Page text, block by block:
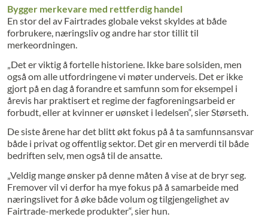
Bygger merkevare med rettferdig handel
En stor del av Fairtrades globale vekst skyldes at både
forbrukere, næringsliv og andre har stor tillit til
merkeordningen.
„Det er viktig å fortelle historiene. Ikke bare solsiden, men
også om alle utfordringene vi møter underveis. Det er ikke
gjort på en dag å forandre et samfunn som for eksempel i
årevis har praktisert et regime der fagforeningsarbeid er
forbudt, eller at kvinner er uønsket i ledelsen“, sier Størseth.
De siste årene har det blitt økt fokus på å ta samfunnsansvar
både i privat og offentlig sektor. Det gir en merverdi til både
bedriften selv, men også til de ansatte.
„Veldig mange ønsker på denne måten å vise at de bryr seg.
Fremover vil vi derfor ha mye fokus på å samarbeide med
næringslivet for å øke både volum og tilgjengelighet av
Fairtrade-merkede produkter“, sier hun.